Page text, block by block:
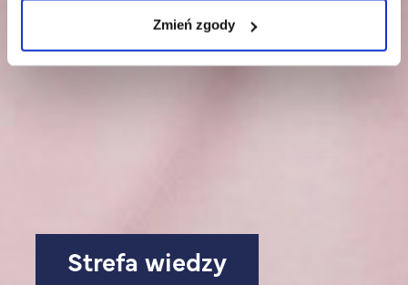
Zmień zgody
Strefa wiedzy